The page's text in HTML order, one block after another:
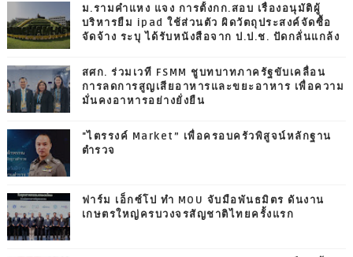
ม.รามคำแหง แจง การตั้งกก.สอบ เรื่องอนุมัติผู้
บริหารยืม ipad ใช้ส่วนตัว ผิดวัตถุประสงค์จัดซื้อ
จัดจ้าง ระบุ ได้รับหนังสือจาก ป.ป.ช. ปัดกลั่นแกล้ง
สศก. ร่วมเวที FSMM ชูบทบาทภาครัฐขับเคลื่อน
การลดการสูญเสียอาหารและขยะอาหาร เพื่อความ
มั่นคงอาหารอย่างยั่งยืน
"ไตรรงค์ Market” เพื่อครอบครัวพิสูจน์หลักฐาน
ตำรวจ
ฟาร์ม เอ็กซ์โป ทำ MOU จับมือพันธมิตร ดันงาน
เกษตรใหญ่ครบวงจรสัญชาติไทยครั้งแรก